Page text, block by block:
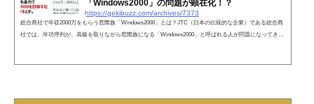
「Windows2000」の問題が顕在化！？
https://gekibuzz.com/archives/7373
総合商社で年収2000万をもらう窓際族「Windows2000」とは？JTC（日本の伝統的な企業）である総合商
社では、年功序列が、高級を取りながら窓際族になる「Windows2000」と呼ばれる人が問題になってきて